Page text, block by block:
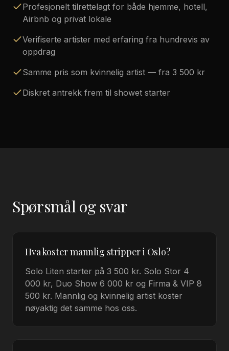
Profesjonelt tilrettelagt for både hjemme, hotell,
Airbnb og privat lokale
Verifiserte artister med erfaring fra hundrevis av
oppdrag
Samme pris som kvinnelig artist — fra 3 500 kr
Diskret antrekk frem til showet starter
Spørsmål og svar
Hva koster mannlig stripper i Oslo?
Solo Liten starter på 3 500 kr. Solo Stor 4
000 kr, Duo Show 6 000 kr og Firma & VIP 8
500 kr. Mannlig og kvinnelig artist koster
nøyaktig det samme hos oss.